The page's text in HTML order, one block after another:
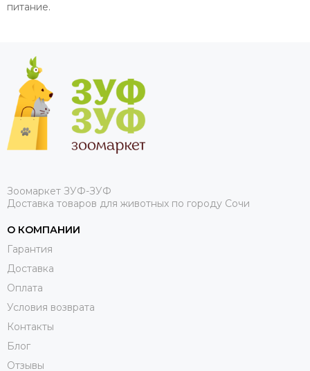
питание.
Зоомаркет ЗУФ-ЗУФ
Доставка товаров для животных по городу Сочи
О КОМПАНИИ
Гарантия
Доставка
Оплата
Условия возврата
Контакты
Блог
Отзывы